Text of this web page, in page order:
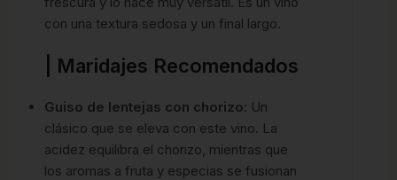
con una textura sedosa y un final largo.
| Maridajes Recomendados
Guiso de lentejas con chorizo: Un
clásico que se eleva con este vino. La
acidez equilibra el chorizo, mientras que
los aromas a fruta y especias se fusionan